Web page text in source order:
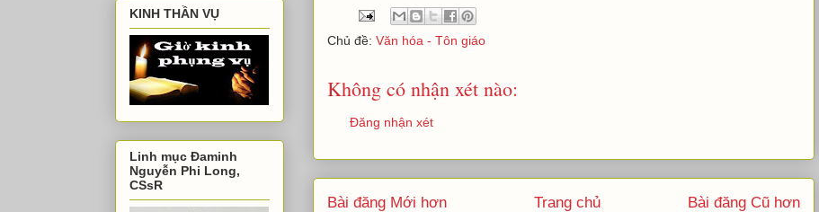
Chủ đề: Văn hóa - Tôn giáo
Không có nhận xét nào:
Đăng nhận xét
Bài đăng Mới hơn Bài đăng Cũ hơn
Trang chủ
KINH THẦN VỤ
Linh mục Đaminh
Nguyễn Phi Long,
CSsR